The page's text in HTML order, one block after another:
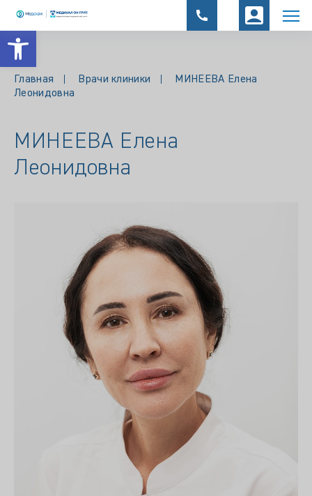
Открыть панель инструментов
Главная Врачи клиники
МИНЕЕВА Елена
Леонидовна
МИНЕЕВА Елена
Леонидовна